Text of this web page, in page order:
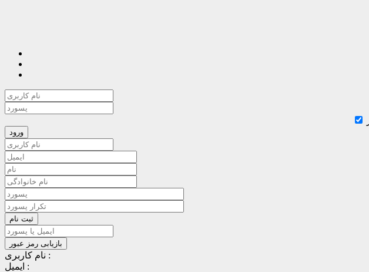
نام کاربری :
ایمیل :